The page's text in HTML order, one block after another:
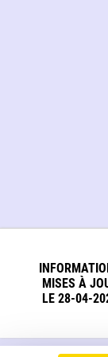
MISES À
LE 28-04-